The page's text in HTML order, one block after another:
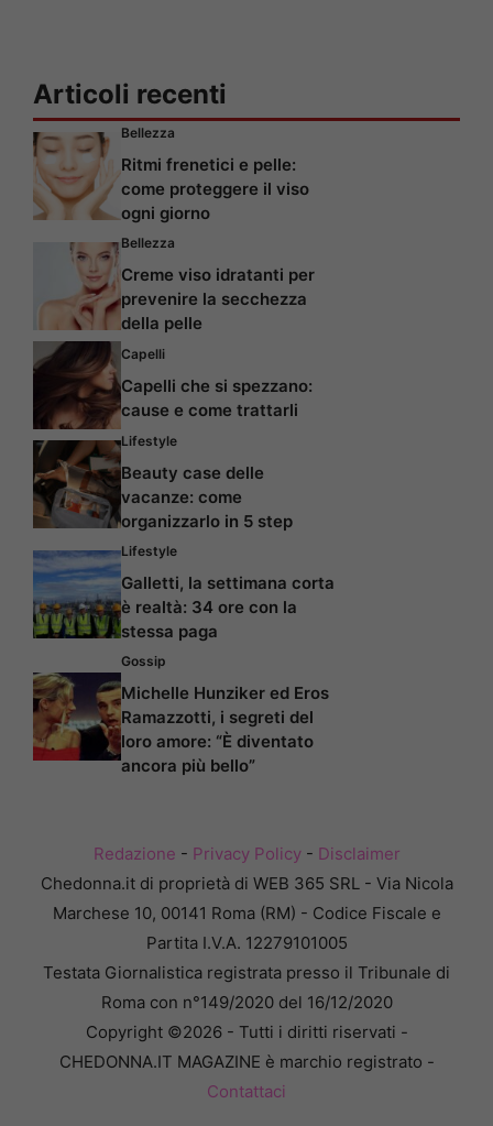
Articoli recenti
Bellezza
Ritmi frenetici e pelle:
come proteggere il viso
ogni giorno
Bellezza
Creme viso idratanti per
prevenire la secchezza
della pelle
Capelli
Capelli che si spezzano:
cause e come trattarli
Lifestyle
Beauty case delle
vacanze: come
organizzarlo in 5 step
Lifestyle
Galletti, la settimana corta
è realtà: 34 ore con la
stessa paga
Gossip
Michelle Hunziker ed Eros
Ramazzotti, i segreti del
loro amore: “È diventato
ancora più bello”
Redazione - Privacy Policy- Disclaimer
Chedonna.it di proprietà di WEB 365 SRL - Via Nicola
Marchese 10, 00141 Roma (RM) - Codice Fiscale e
Partita I.V.A. 12279101005
Testata Giornalistica registrata presso il Tribunale di
Roma con n°149/2020 del 16/12/2020
Copyright ©2026 - Tutti i diritti riservati -
CHEDONNA.IT MAGAZINE è marchio registrato -
Contattaci